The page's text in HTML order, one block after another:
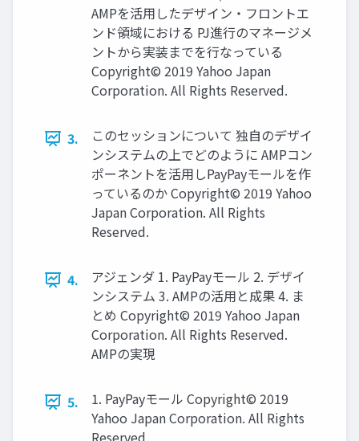
AMPを活用したデザイン・フロントエ
ンド領域における PJ進行のマネージメ
ントから実装までを行なっている
Copyright© 2019 Yahoo Japan
Corporation. All Rights Reserved.
3.
このセッションについて 独自のデザイ
ンシステムの上でどのように AMPコン
ポーネントを活用しPayPayモールを作
っているのか Copyright© 2019 Yahoo
Japan Corporation. All Rights
Reserved.
4.
アジェンダ 1. PayPayモール 2. デザイ
ンシステム 3. AMPの活用と成果 4. ま
とめ Copyright© 2019 Yahoo Japan
Corporation. All Rights Reserved.
AMPの実現
5.
1. PayPayモール Copyright© 2019
Yahoo Japan Corporation. All Rights